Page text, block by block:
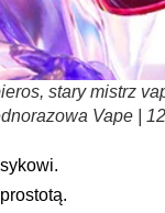
stary mistrz
Vape |